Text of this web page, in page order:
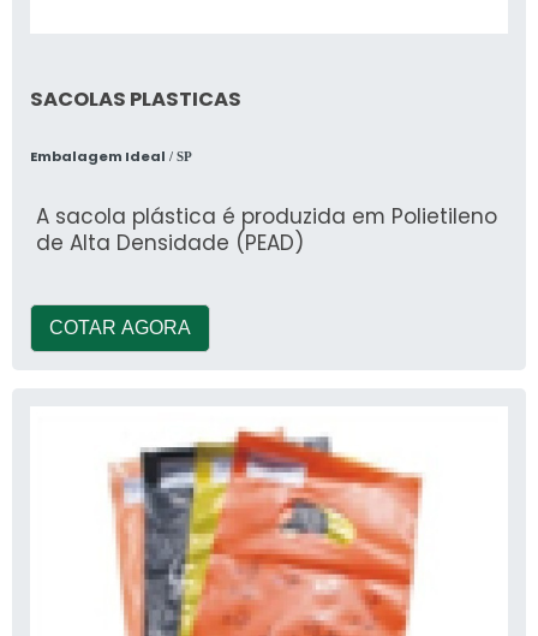
SACOLAS PLASTICAS
Embalagem Ideal / SP
A sacola plástica é produzida em Polietileno
de Alta Densidade (PEAD)
COTAR AGORA